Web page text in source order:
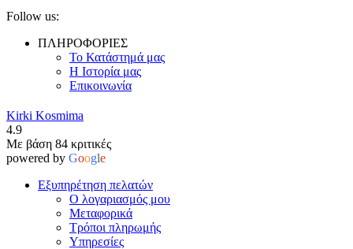
Follow us:
ΠΛΗΡΟΦΟΡΙΕΣ
Το Κατάστημά μας
Η Ιστορία μας
Επικοινωνία
Kirki Kosmima
4.9
Με βάση 84 κριτικές
powered by Google
Εξυπηρέτηση πελατών
Ο λογαριασμός μου
Μεταφορικά
Τρόποι πληρωμής
Υπηρεσίες